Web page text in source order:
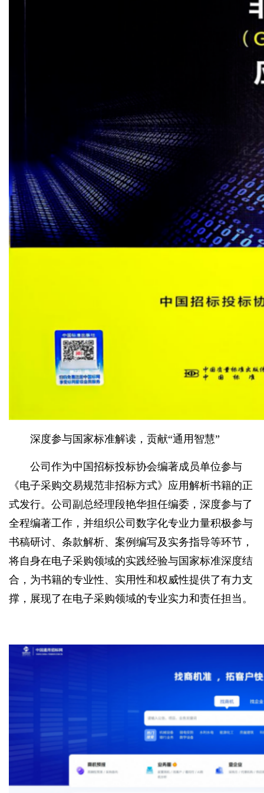
深度参与国家标准解读，贡献“通用智慧”
公司作为中国招标投标协会编著成员单位参与
《电子采购交易规范非招标方式》应用解析书籍的正
式发行。公司副总经理段艳华担任编委，深度参与了
全程编著工作，并组织公司数字化专业力量积极参与
书稿研讨、条款解析、案例编写及实务指导等环节，
将自身在电子采购领域的实践经验与国家标准深度结
合，为书籍的专业性、实用性和权威性提供了有力支
撑，展现了在电子采购领域的专业实力和责任担当。